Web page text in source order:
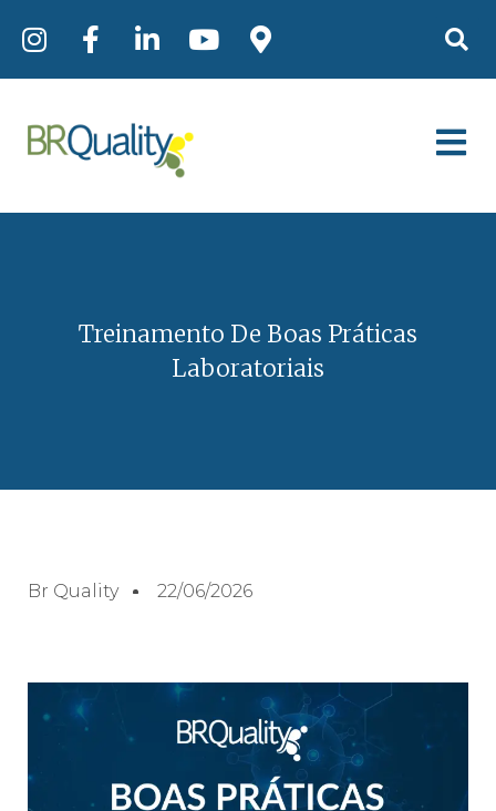
Treinamento De Boas Práticas
Laboratoriais
Br Quality 22/06/2026